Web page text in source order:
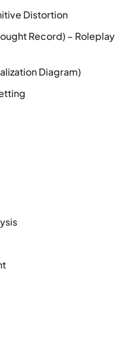
Distortion
Record) – Roleplay
Diagram)